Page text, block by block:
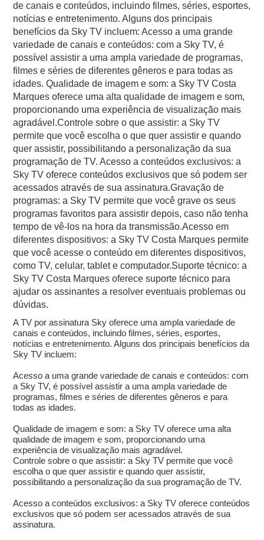
de canais e conteúdos, incluindo filmes, séries, esportes,
notícias e entretenimento. Alguns dos principais
benefícios da Sky TV incluem: Acesso a uma grande
variedade de canais e conteúdos: com a Sky TV, é
possível assistir a uma ampla variedade de programas,
filmes e séries de diferentes gêneros e para todas as
idades. Qualidade de imagem e som: a Sky TV Costa
Marques oferece uma alta qualidade de imagem e som,
proporcionando uma experiência de visualização mais
agradável.Controle sobre o que assistir: a Sky TV
permite que você escolha o que quer assistir e quando
quer assistir, possibilitando a personalização da sua
programação de TV. Acesso a conteúdos exclusivos: a
Sky TV oferece conteúdos exclusivos que só podem ser
acessados através de sua assinatura.Gravação de
programas: a Sky TV permite que você grave os seus
programas favoritos para assistir depois, caso não tenha
tempo de vê-los na hora da transmissão.Acesso em
diferentes dispositivos: a Sky TV Costa Marques permite
que você acesse o conteúdo em diferentes dispositivos,
como TV, celular, tablet e computador.Suporte técnico: a
Sky TV Costa Marques oferece suporte técnico para
ajudar os assinantes a resolver eventuais problemas ou
dúvidas.
A TV por assinatura Sky oferece uma ampla variedade de
canais e conteúdos, incluindo filmes, séries, esportes,
notícias e entretenimento. Alguns dos principais benefícios da
Sky TV incluem:
Acesso a uma grande variedade de canais e conteúdos: com
a Sky TV, é possível assistir a uma ampla variedade de
programas, filmes e séries de diferentes gêneros e para
todas as idades.
Qualidade de imagem e som: a Sky TV oferece uma alta
qualidade de imagem e som, proporcionando uma
experiência de visualização mais agradável.
Controle sobre o que assistir: a Sky TV permite que você
escolha o que quer assistir e quando quer assistir,
possibilitando a personalização da sua programação de TV.
Acesso a conteúdos exclusivos: a Sky TV oferece conteúdos
exclusivos que só podem ser acessados através de sua
assinatura.